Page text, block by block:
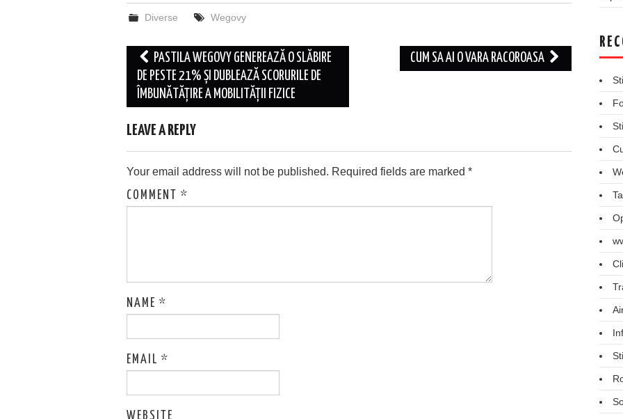
Diverse Wegovy
Post
navigation
PASTILA WEGOVY GENEREAZĂ O SLĂBIRE
DE PESTE 21% ȘI DUBLEAZĂ SCORURILE DE
ÎMBUNĂTĂȚIRE A MOBILITĂȚII FIZICE
CUM SA AI O VARA RACOROASA
LEAVE A REPLY
Your email address will not be published. Required fields are marked *
COMMENT *
NAME *
EMAIL *
WEBSITE